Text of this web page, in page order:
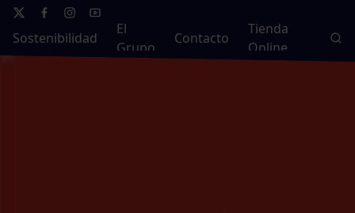
Sostenibilidad
El
Grupo
Contacto
Tienda
Online